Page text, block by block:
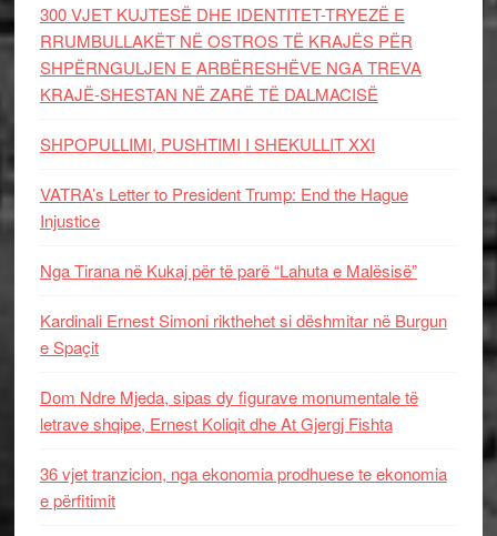
300 VJET KUJTESË DHE IDENTITET-TRYEZË E
RRUMBULLAKËT NË OSTROS TË KRAJËS PËR
SHPËRNGULJEN E ARBËRESHËVE NGA TREVA
KRAJË-SHESTAN NË ZARË TË DALMACISË
SHPOPULLIMI, PUSHTIMI I SHEKULLIT XXI
VATRA’s Letter to President Trump: End the Hague
Injustice
Nga Tirana në Kukaj për të parë “Lahuta e Malësisë”
Kardinali Ernest Simoni rikthehet si dëshmitar në Burgun
e Spaçit
Dom Ndre Mjeda, sipas dy figurave monumentale të
letrave shqipe, Ernest Koliqit dhe At Gjergj Fishta
36 vjet tranzicion, nga ekonomia prodhuese te ekonomia
e përfitimit